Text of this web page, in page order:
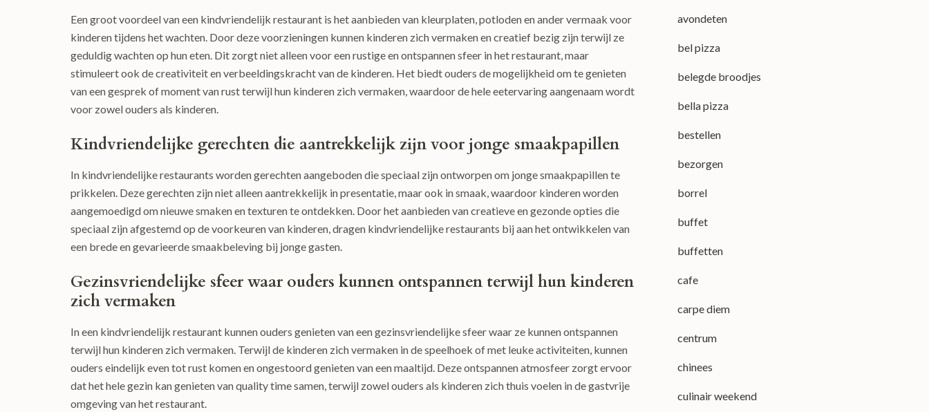
Een groot voordeel van een kindvriendelijk restaurant is het aanbieden van kleurplaten, potloden en ander vermaak voor
kinderen tijdens het wachten. Door deze voorzieningen kunnen kinderen zich vermaken en creatief bezig zijn terwijl ze
geduldig wachten op hun eten. Dit zorgt niet alleen voor een rustige en ontspannen sfeer in het restaurant, maar
stimuleert ook de creativiteit en verbeeldingskracht van de kinderen. Het biedt ouders de mogelijkheid om te genieten
van een gesprek of moment van rust terwijl hun kinderen zich vermaken, waardoor de hele eetervaring aangenaam wordt
voor zowel ouders als kinderen.
Kindvriendelijke gerechten die aantrekkelijk zijn voor jonge smaakpapillen
In kindvriendelijke restaurants worden gerechten aangeboden die speciaal zijn ontworpen om jonge smaakpapillen te
prikkelen. Deze gerechten zijn niet alleen aantrekkelijk in presentatie, maar ook in smaak, waardoor kinderen worden
aangemoedigd om nieuwe smaken en texturen te ontdekken. Door het aanbieden van creatieve en gezonde opties die
speciaal zijn afgestemd op de voorkeuren van kinderen, dragen kindvriendelijke restaurants bij aan het ontwikkelen van
een brede en gevarieerde smaakbeleving bij jonge gasten.
Gezinsvriendelijke sfeer waar ouders kunnen ontspannen terwijl hun kinderen
zich vermaken
In een kindvriendelijk restaurant kunnen ouders genieten van een gezinsvriendelijke sfeer waar ze kunnen ontspannen
terwijl hun kinderen zich vermaken. Terwijl de kinderen zich vermaken in de speelhoek of met leuke activiteiten, kunnen
ouders eindelijk even tot rust komen en ongestoord genieten van een maaltijd. Deze ontspannen atmosfeer zorgt ervoor
dat het hele gezin kan genieten van quality time samen, terwijl zowel ouders als kinderen zich thuis voelen in de gastvrije
omgeving van het restaurant.
avondeten
bel pizza
belegde broodjes
bella pizza
bestellen
bezorgen
borrel
buffet
buffetten
cafe
carpe diem
centrum
chinees
culinair weekend